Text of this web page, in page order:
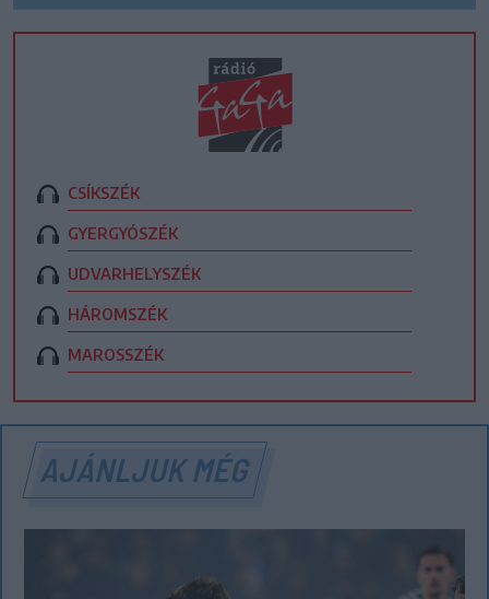
CSÍKSZÉK
GYERGYÓSZÉK
UDVARHELYSZÉK
HÁROMSZÉK
MAROSSZÉK
AJÁNLJUK MÉG